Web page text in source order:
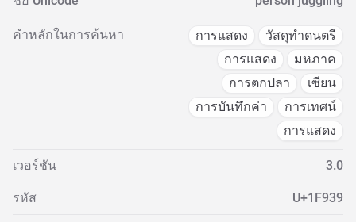
คำหลักในการค้นหา การแสดง
วัสดุทำดนตรี
การแสดง
มหภาค
การตกปลา
เซียน
การบันทึกค่า
การเทศน์
การแสดง
เวอร์ชัน 3.0
รหัส U+1F939